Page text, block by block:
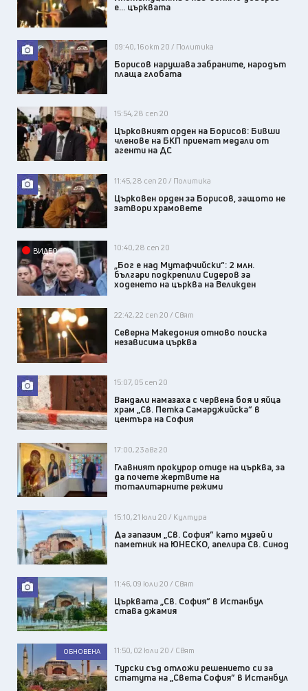
е... църквата
09:40, 16 окт 20 / Политика
Борисов нарушава забраните, народът
плаща глобата
15:54, 28 сеп 20
Църковният орден на Борисов: Бивши
членове на БКП приемат медали от
агенти на ДС
11:45, 28 сеп 20 / Политика
Църковен орден за Борисов, защото не
затвори храмовете
ВИДЕО 10:40, 28 сеп 20
„Бог е над Мутафчийски“: 2 млн.
българи подкрепили Сидеров за
ходенето на църква на Великден
22:42, 22 сеп 20 / Свят
Северна Македония отново поиска
независима църква
15:07, 05 сеп 20
Вандали намазаха с червена боя и яйца
храм „Св. Петка Самарджийска“ в
центъра на София
17:00, 23 авг 20
Главният прокурор отиде на църква, за
да почете жертвите на
тоталитарните режими
15:10, 21 юли 20 / Култура
Да запазим „Св. София” като музей и
паметник на ЮНЕСКО, апелира Св. Синод
11:46, 09 юли 20 / Свят
Църквата „Св. София“ в Истанбул
става джамия
ОБНОВЕНА 11:50, 02 юли 20 / Свят
Турски съд отложи решението си за
статута на „Света София” в Истанбул